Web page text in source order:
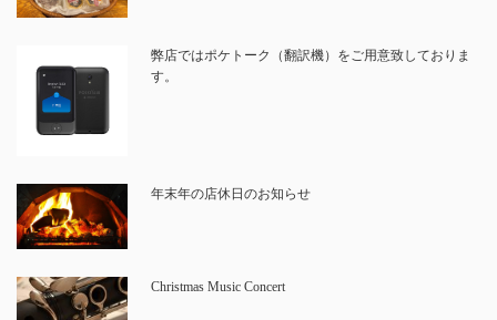
弊店ではポケトーク（翻訳機）をご用意致しておりま
す。
年末年の店休日のお知らせ
Christmas Music Concert